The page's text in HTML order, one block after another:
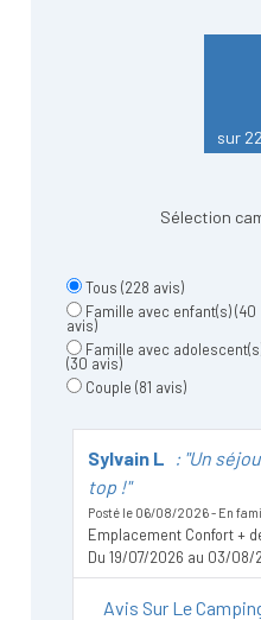
sur
Sélection
Tous (228 avis)
Famille avec enfant(s)(40
avis)
Famille avec
(30 avis)
Couple (81 avis)
Sylvain L : "Un
top !"
Posté le 06/08/2026 - En
Du 19/07/2026 au 03/08/
Avis Sur Le